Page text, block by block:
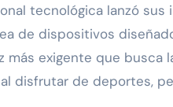
tecnológica lanzó sus
de dispositivos
más exigente que
disfrutar de deportes,